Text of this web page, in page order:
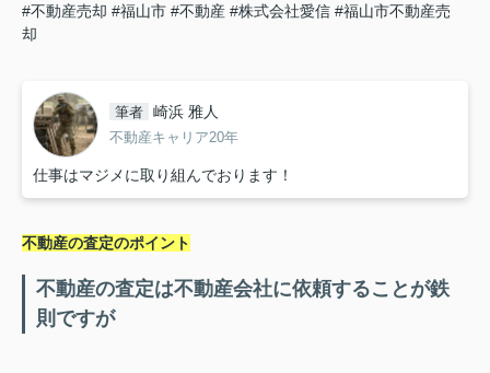
#不動産売却 #福山市 #不動産 #株式会社愛信 #福山市不動産売
却
筆者 崎浜 雅人
不動産キャリア20年
仕事はマジメに取り組んでおります！
不動産の査定のポイント
不動産の査定は不動産会社に依頼することが鉄
則ですが